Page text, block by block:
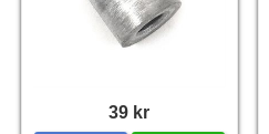
Minn Kota - elmotorer
Yanmar Servicedelar
39 kr